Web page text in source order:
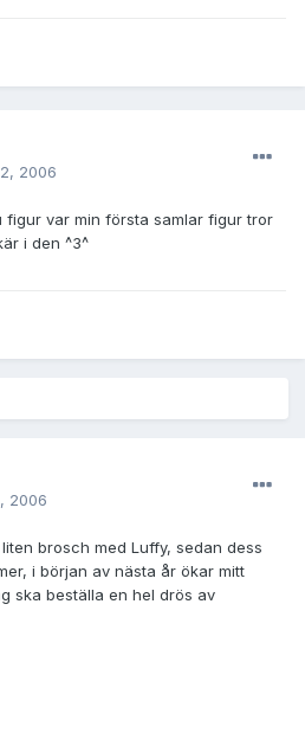
2006
figur var min första samlar figur tror
i den ^3^
2006
brosch med Luffy, sedan dess
i början av nästa år ökar mitt
ska beställa en hel drös av